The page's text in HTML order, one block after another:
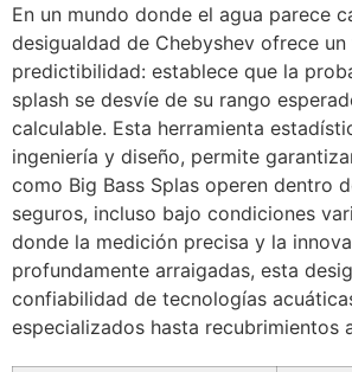
En un mundo donde el agua parece
desigualdad de Chebyshev ofrece
predictibilidad: establece que la
splash se desvíe de su rango
calculable. Esta herramienta
ingeniería y diseño, permite
como Big Bass Splas operen dentro
seguros, incluso bajo condiciones
donde la medición precisa y la
profundamente arraigadas, esta
confiabilidad de tecnologías
especializados hasta recubrimientos